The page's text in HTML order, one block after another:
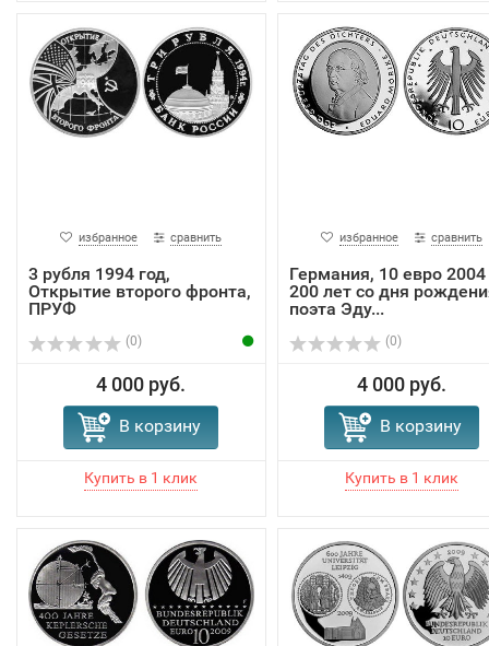
избранное сравнить
3 рубля 1994 год,
Открытие второго фронта,
ПРУФ
(0)
4 000 руб.
В корзину
избранное сравнить
Германия, 10 евро 2004
200 лет со дня
поэта Эду...
(0)
4 000 руб.
В корзину